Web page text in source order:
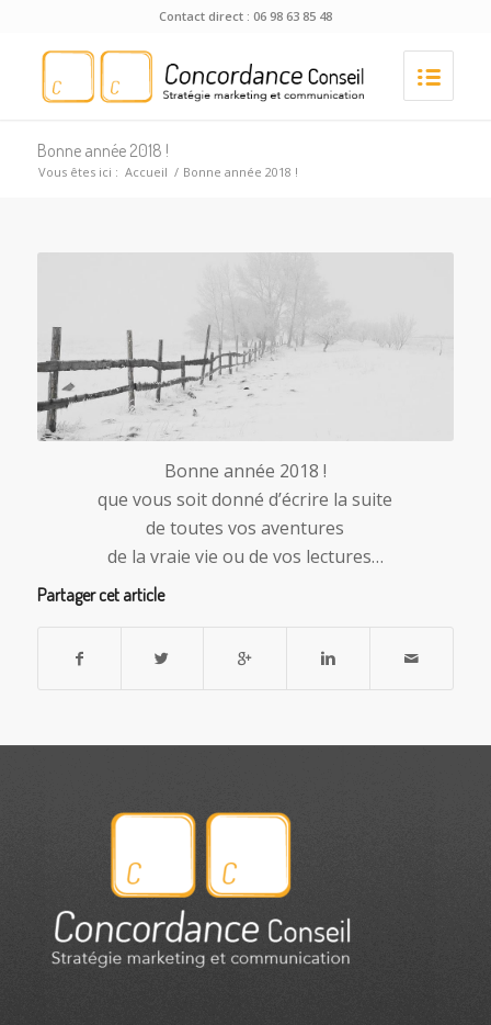
Contact direct : 06 98 63 85 48
Bonne année 2018 !
Vous êtes ici : Accueil / Bonne année 2018 !
Bonne année 2018 !
que vous soit donné d’écrire la suite
de toutes vos aventures
de la vraie vie ou de vos lectures…
Partager cet article